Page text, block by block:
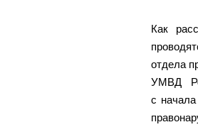
Как
отдела
УМВД
с